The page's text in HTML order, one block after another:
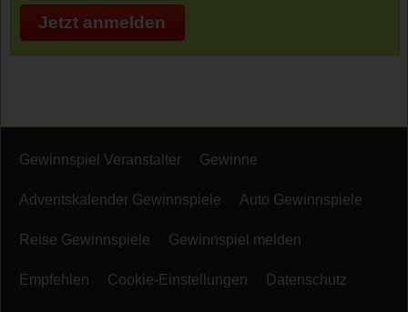
Jetzt anmelden
Gewinnspiel Veranstalter Gewinne
Adventskalender Gewinnspiele Auto Gewinnspiele
Reise Gewinnspiele Gewinnspiel melden
Empfehlen Cookie-Einstellungen Datenschutz